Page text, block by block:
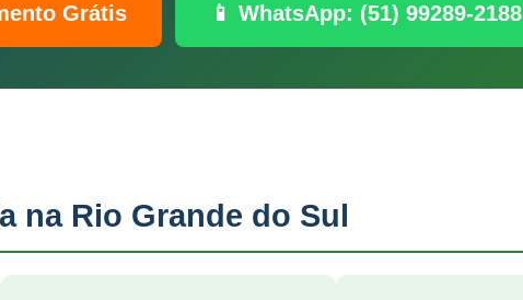
Grátis 📱 WhatsApp: (51) 99289-2188
na Rio Grande do Sul